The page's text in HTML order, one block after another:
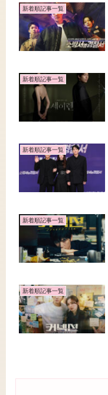
新着順記事一覧
新着順記事一覧
新着順記事一覧
新着順記事一覧
新着順記事一覧